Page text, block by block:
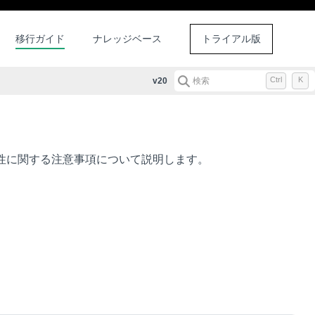
移行ガイド ナレッジベース トライアル版
v20 検索 Ctrl K
関する注意事項について説明します。